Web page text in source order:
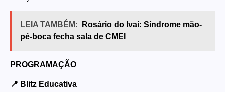
LEIA TAMBÉM:
Rosário do Ivaí: Síndrome mão-
pé-boca fecha sala de CMEI
PROGRAMAÇÃO
📍 Blitz Educativa